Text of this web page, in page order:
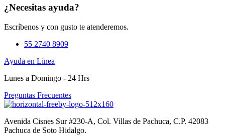
¿Necesitas ayuda?
Escríbenos y con gusto te atenderemos.
55 2740 8909
Ayuda en Línea
Lunes a Domingo - 24 Hrs
Preguntas Frecuentes
Avenida Cisnes Sur #230-A, Col. Villas de Pachuca, C.P. 42083
Pachuca de Soto Hidalgo.